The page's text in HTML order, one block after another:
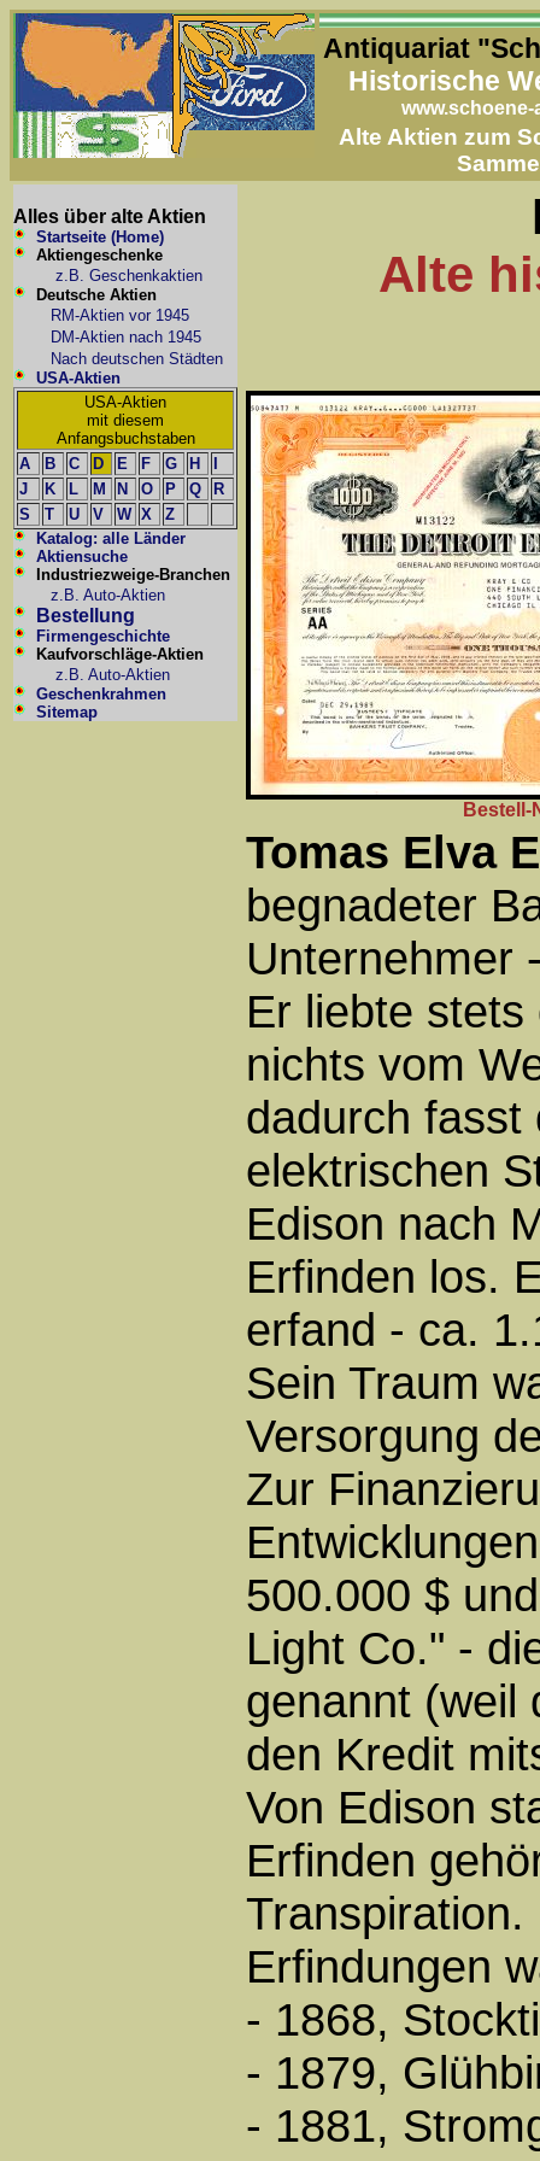
Antiquariat
Historische
www.schoene-
Alte Aktien zum
Alles über alte Aktien
Startseite (Home)
Aktiengeschenke
z.B. Geschenkaktien
Deutsche Aktien
RM-Aktien vor 1945
DM-Aktien nach 1945
Nach deutschen Städten
USA-Aktien
USA-Aktien
mit diesem
Anfangsbuchstaben
A
B C D E F G H
J
K L M N O P Q
R
S
T U V W X
Z
Katalog: alle Länder
Aktiensuche
Industriezweige-Branchen
z.B. Auto-Aktien
Bestellung
Firmengeschichte
Kaufvorschläge-Aktien
z.B. Auto-Aktien
Geschenkrahmen
Sitemap
Alte
Bestell-
Tomas Elva
begnadeter
Unternehmer
Er liebte
nichts vom
dadurch fasst
elektrischen
Edison nach
Erfinden los.
erfand - ca.
Sein Traum
Versorgung
Zur
500.000 $
Light Co." -
genannt (weil
den Kredit
Von Edison
Erfinden
Erfindungen
- 1868,
- 1879,
- 1881,